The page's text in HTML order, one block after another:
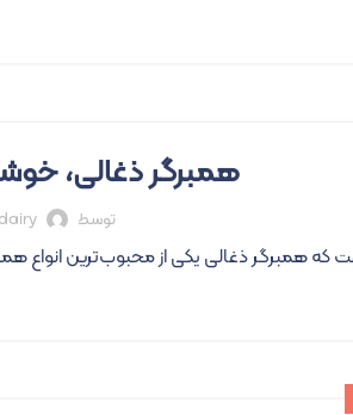
همبرگر ذغالی،
توسط
که همبرگر ذغالی یکی از محبوب‌ترین